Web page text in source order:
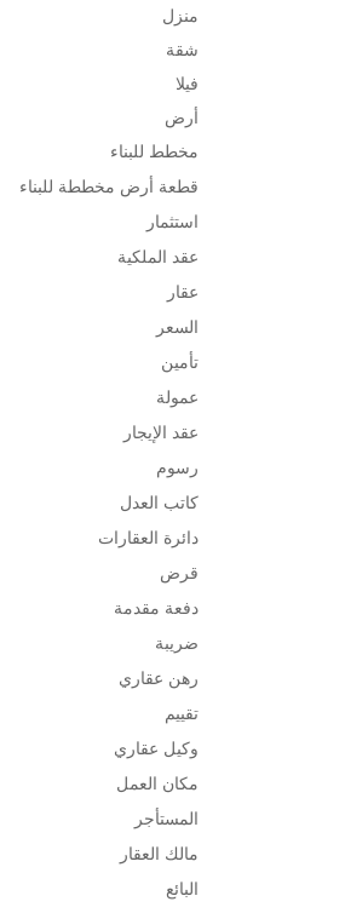
منزل
شقة
فيلا
أرض
مخطط للبناء
قطعة أرض مخططة للبناء
استثمار
عقد الملكية
عقار
السعر
تأمين
عمولة
عقد الإيجار
رسوم
كاتب العدل
دائرة العقارات
قرض
دفعة مقدمة
ضريبة
رهن عقاري
تقييم
وكيل عقاري
مكان العمل
المستأجر
مالك العقار
البائع